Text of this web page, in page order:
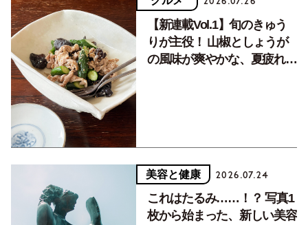
【新連載Vol.1】旬のきゅう
りが主役！ 山椒としょうが
の風味が爽やかな、夏疲れを
美容と健康 2026.07.24
これはたるみ……！？ 写真1
枚から始まった、新しい美容